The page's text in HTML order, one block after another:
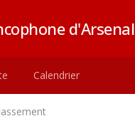
d'Arsenal
Calendrier